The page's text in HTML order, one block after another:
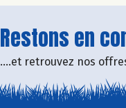
Restons en
....et retrouvez nos